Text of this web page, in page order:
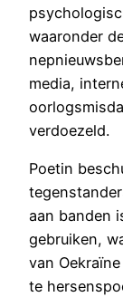
waaronder
media,
verdoezeld.
Poetin
aan banden
gebruiken,
van
te